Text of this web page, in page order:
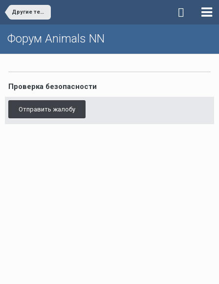
Другие террариумные животные
Форум Animals NN
Проверка безопасности
Отправить жалобу